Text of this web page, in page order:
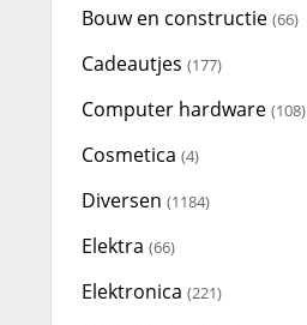
Bouw en constructie (66)
Cadeautjes (177)
Computer hardware (108)
Cosmetica (4)
Diversen (1184)
Elektra (66)
Elektronica (221)